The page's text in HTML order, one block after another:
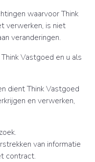
waarvoor Think
verwerken, is niet
veranderingen.
Vastgoed en u als
dient Think Vastgoed
en verwerken,
van informatie
contract.